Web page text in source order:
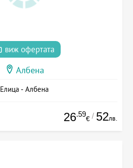
виж офертата
Албена
Елица - Албена
26.59
€ / 52лв.